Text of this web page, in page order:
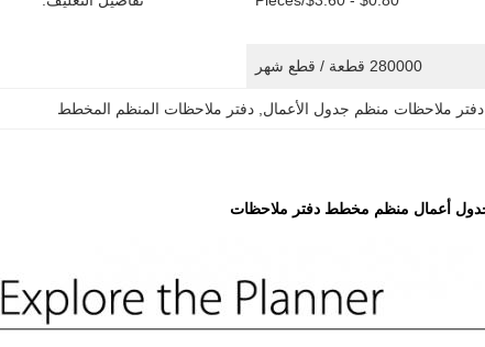
280000 قطعة / قطع شهر
دفتر ملاحظات منظم جدول الأعمال , دفتر ملاحظات المنظم المخطط